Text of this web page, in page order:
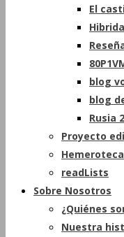
El
blog
blog
Rusia
Proyecto
Hemeroteca
readLists
Sobre Nosotros
¿Quiénes
Nuestra